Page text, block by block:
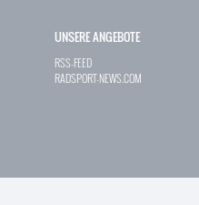
UNSERE ANGEBOTE
RSS-FEED
RADSPORT-NEWS.COM